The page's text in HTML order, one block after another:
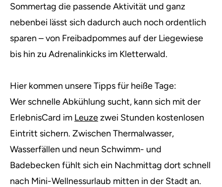
Sommertag die passende Aktivität und ganz
nebenbei lässt sich dadurch auch noch ordentlich
sparen – von Freibadpommes auf der Liegewiese
bis hin zu Adrenalinkicks im Kletterwald.
Hier kommen unsere Tipps für heiße Tage:
Wer schnelle Abkühlung sucht, kann sich mit der
ErlebnisCard im Leuzezwei Stunden kostenlosen
Eintritt sichern. Zwischen Thermalwasser,
Wasserfällen und neun Schwimm- und
Badebecken fühlt sich ein Nachmittag dort schnell
nach Mini-Wellnessurlaub mitten in der Stadt an.